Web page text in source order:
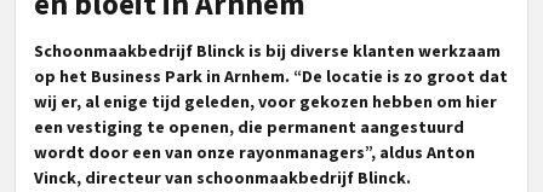
Schoonmaakbedrijf Blinck is bij diverse klanten werkzaam
op het Business Park in Arnhem. “De locatie is zo groot dat
wij er, al enige tijd geleden, voor gekozen hebben om hier
een vestiging te openen, die permanent aangestuurd
wordt door een van onze rayonmanagers”, aldus Anton
Vinck, directeur van schoonmaakbedrijf Blinck.